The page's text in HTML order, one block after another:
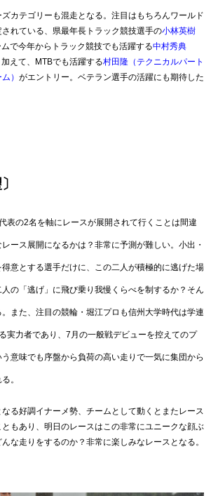
カテゴリーも混走となる。注目はもちろんワールド
れている、県最年長トラック競技選手の小林英樹
ムで今年からトラック競技でも活躍する中村秀典
えて、MTBでも活躍する村田隆（テクニカルパート
） がエントリー。ベテラン選手の活躍にも期待した
表の2名を軸にレースが展開されて行くことは間違
ース展開になるかは？非常に予測が難しい。小出・
意とする選手だけに、この二人が積極的に逃げた場
の「逃げ」に飛び乗り我慢くらべを制するか？そん
また、注目の競輪・堀江プロも信州大学時代は学連
実力者であり、7月の一般戦デビューを控えてのプ
意味でも序盤から負荷の高い走りで一気に集団から
。
る好調イナーメ勢、チームとして動くとまたレース
もあり、明日のレースはこの非常にユニークな顔ぶ
な走りをするのか？非常に楽しみなレースとなる。